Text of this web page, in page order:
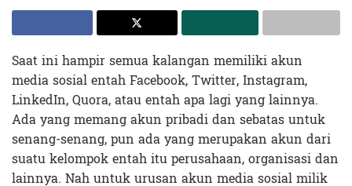
Saat ini hampir semua kalangan memiliki akun
media sosial entah Facebook, Twitter, Instagram,
LinkedIn, Quora, atau entah apa lagi yang lainnya.
Ada yang memang akun pribadi dan sebatas untuk
senang-senang, pun ada yang merupakan akun dari
suatu kelompok entah itu perusahaan, organisasi dan
lainnya. Nah untuk urusan akun media sosial milik